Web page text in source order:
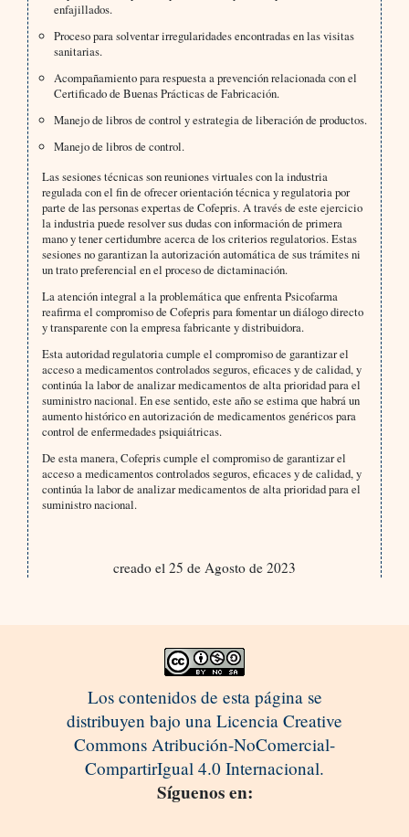
enfajillados.
Proceso para solventar irregularidades encontradas en las visitas
sanitarias.
Acompañamiento para respuesta a prevención relacionada con el
Certificado de Buenas Prácticas de Fabricación.
Manejo de libros de control y estrategia de liberación de productos.
Manejo de libros de control.
Las sesiones técnicas son reuniones virtuales con la industria
regulada con el fin de ofrecer orientación técnica y regulatoria por
parte de las personas expertas de Cofepris. A través de este ejercicio
la industria puede resolver sus dudas con información de primera
mano y tener certidumbre acerca de los criterios regulatorios. Estas
sesiones no garantizan la autorización automática de sus trámites ni
un trato preferencial en el proceso de dictaminación.
La atención integral a la problemática que enfrenta Psicofarma
reafirma el compromiso de Cofepris para fomentar un diálogo directo
y transparente con la empresa fabricante y distribuidora.
Esta autoridad regulatoria cumple el compromiso de garantizar el
acceso a medicamentos controlados seguros, eficaces y de calidad, y
continúa la labor de analizar medicamentos de alta prioridad para el
suministro nacional. En ese sentido, este año se estima que habrá un
aumento histórico en autorización de medicamentos genéricos para
control de enfermedades psiquiátricas.
De esta manera, Cofepris cumple el compromiso de garantizar el
acceso a medicamentos controlados seguros, eficaces y de calidad, y
continúa la labor de analizar medicamentos de alta prioridad para el
suministro nacional.
creado el 25 de Agosto de 2023
Los contenidos de esta página se
distribuyen bajo una Licencia Creative
Commons Atribución-NoComercial-
CompartirIgual 4.0 Internacional.
Síguenos en: